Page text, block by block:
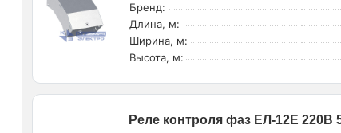
Бренд:
Длина, м:
Ширина, м:
Высота, м:
Реле контроля фаз ЕЛ-12Е 220В